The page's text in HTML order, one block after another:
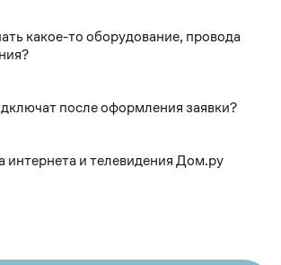
какое-то оборудование, провода
после оформления заявки?
интернета и телевидения Дом.ру